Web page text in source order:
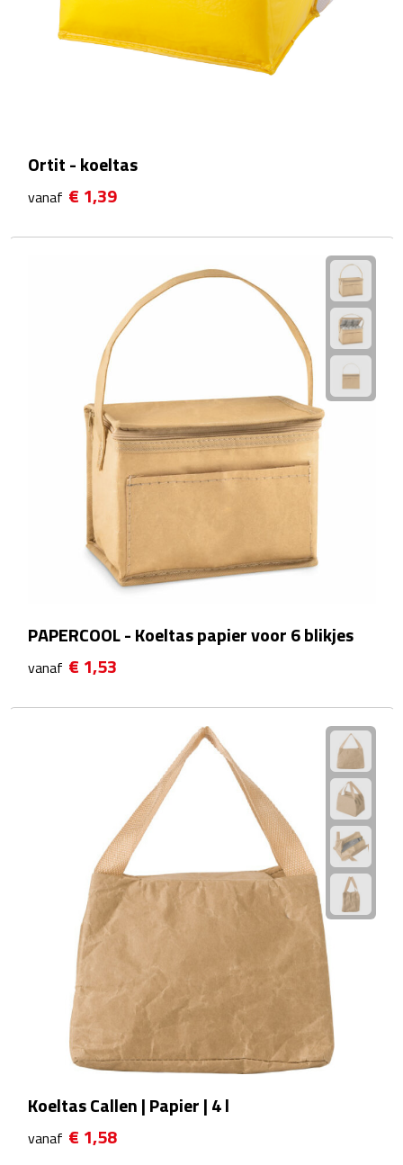
Manicuresets
Spiegels
Herenverzorging
Scheerapparaten & trimmers
Gezondheid
Gezichtsmaskers & mondkapjes
Heatpacks
Koelpacks
Massage
Pillendoosjes
Handcrèmes
Lipbalsems
Tandenborstels
Tissues
Tissuehouders
Wattenstaafjes en watjes
Ortit - koeltas
vanaf € 1,39
PAPERCOOL - Koeltas papier voor 6 blikjes
vanaf € 1,53
Koeltas Callen | Papier | 4 l
vanaf € 1,58